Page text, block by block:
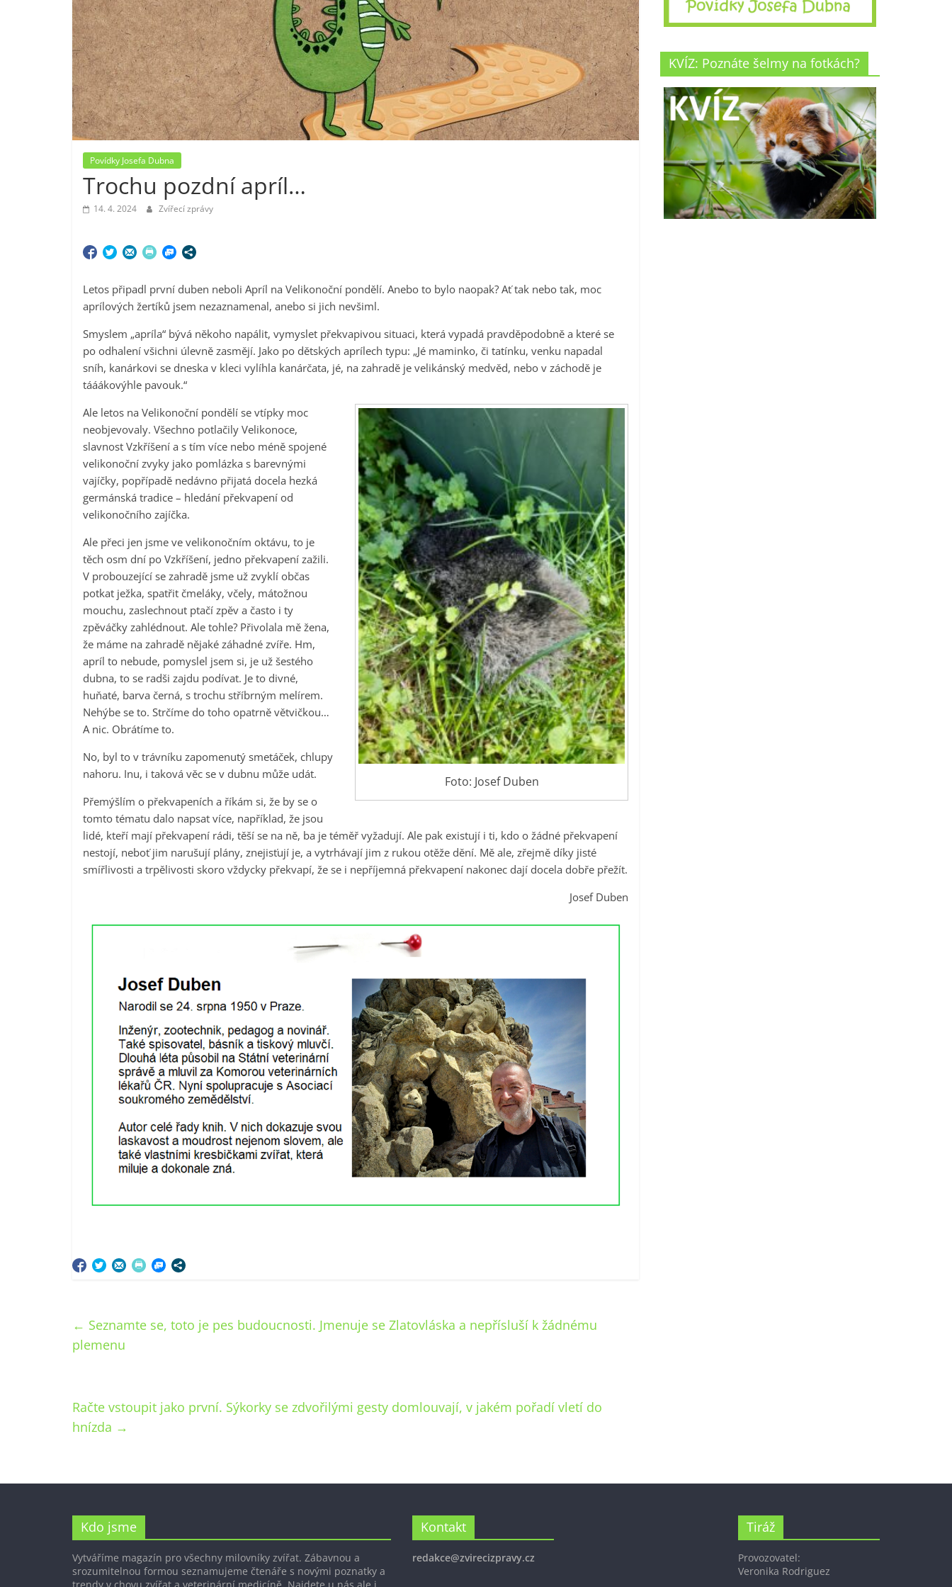
Povídky Josefa Dubna
Trochu pozdní apríl…
14. 4. 2024 Zvířecí zprávy
Letos připadl první duben neboli Apríl na Velikonoční pondělí. Anebo to bylo naopak? Ať tak nebo tak, moc
aprílových žertíků jsem nezaznamenal, anebo si jich nevšiml.
Smyslem „apríla“ bývá někoho napálit, vymyslet překvapivou situaci, která vypadá pravděpodobně a které se
po odhalení všichni úlevně zasmějí. Jako po dětských aprílech typu: „Jé maminko, či tatínku, venku napadal
sníh, kanárkovi se dneska v kleci vylíhla kanárčata, jé, na zahradě je velikánský medvěd, nebo v záchodě je
tááákovýhle pavouk.“
Foto: Josef Duben
Ale letos na Velikonoční pondělí se vtípky moc
neobjevovaly. Všechno potlačily Velikonoce,
slavnost Vzkříšení a s tím více nebo méně spojené
velikonoční zvyky jako pomlázka s barevnými
vajíčky, popřípadě nedávno přijatá docela hezká
germánská tradice – hledání překvapení od
velikonočního zajíčka.
Ale přeci jen jsme ve velikonočním oktávu, to je
těch osm dní po Vzkříšení, jedno překvapení zažili.
V probouzející se zahradě jsme už zvyklí občas
potkat ježka, spatřit čmeláky, včely, mátožnou
mouchu, zaslechnout ptačí zpěv a často i ty
zpěváčky zahlédnout. Ale tohle? Přivolala mě žena,
že máme na zahradě nějaké záhadné zvíře. Hm,
apríl to nebude, pomyslel jsem si, je už šestého
dubna, to se radši zajdu podívat. Je to divné,
huňaté, barva černá, s trochu stříbrným melírem.
Nehýbe se to. Strčíme do toho opatrně větvičkou…
A nic. Obrátíme to.
No, byl to v trávníku zapomenutý smetáček, chlupy
nahoru. Inu, i taková věc se v dubnu může udát.
Přemýšlím o překvapeních a říkám si, že by se o
tomto tématu dalo napsat více, například, že jsou
lidé, kteří mají překvapení rádi, těší se na ně, ba je téměř vyžadují. Ale pak existují i ti, kdo o žádné překvapení
nestojí, neboť jim narušují plány, znejisťují je, a vytrhávají jim z rukou otěže dění. Mě ale, zřejmě díky jisté
smířlivosti a trpělivosti skoro vždycky překvapí, že se i nepříjemná překvapení nakonec dají docela dobře přežít.
Josef Duben
← Seznamte se, toto je pes budoucnosti. Jmenuje se Zlatovláska a nepřísluší k žádnému
plemenu
Račte vstoupit jako první. Sýkorky se zdvořilými gesty domlouvají, v jakém pořadí vletí do
hnízda →
KVÍZ: Poznáte šelmy na fotkách?
Kdo jsme
Vytváříme magazín pro všechny milovníky zvířat. Zábavnou a
srozumitelnou formou seznamujeme čtenáře s novými poznatky a
Kontakt
redakce@zvirecizpravy.cz
Tiráž
Provozovatel:
Veronika Rodriguez